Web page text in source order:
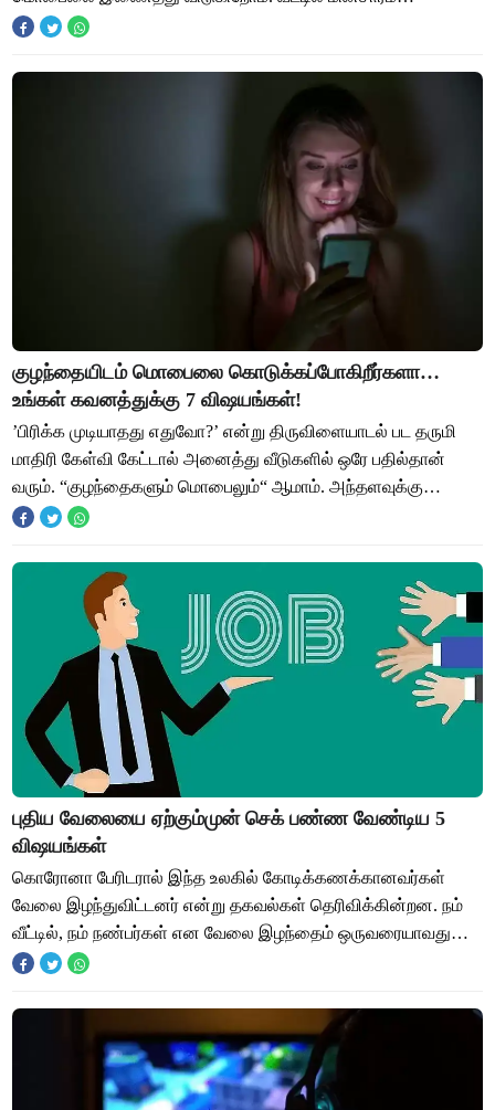
துண்டிக்கப்பட்ட உடனே, மெழுகுவர்த்தி, தீப்பெட்
குழந்தையிடம் மொபைலை கொடுக்கப்போகிறீர்களா…
உங்கள் கவனத்துக்கு 7 விஷயங்கள்!
’பிரிக்க முடியாதது எதுவோ?’ என்று திருவிளையாடல் பட தருமி
மாதிரி கேள்வி கேட்டால் அனைத்து வீடுகளில் ஒரே பதில்தான்
வரும். “குழந்தைகளும் மொபைலும்“ ஆமாம். அந்தளவுக்கு
குழந்தைகள் மொபைலுக்கு அடிமையாகி வருகின
புதிய வேலையை ஏற்கும்முன் செக் பண்ண வேண்டிய 5
விஷயங்கள்
கொரோனா பேரிடரால் இந்த உலகில் கோடிக்கணக்கானவர்கள்
வேலை இழந்துவிட்டனர் என்று தகவல்கள் தெரிவிக்கின்றன. நம்
வீட்டில், நம் நண்பர்கள் என வேலை இழந்தைம் ஒருவரையாவது
உங்களுக்குத் தெரிந்திருக்கக் கூடும். ஒருவே